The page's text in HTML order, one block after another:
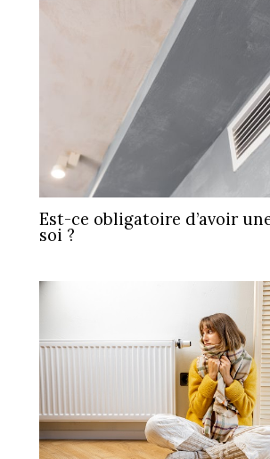
Est-ce obligatoire d’avoir
soi ?